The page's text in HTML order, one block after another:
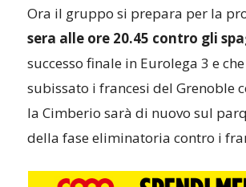
Ora il gruppo si prepara per la
sera alle ore 20.45 contro gli
successo finale in Eurolega 3 e
subissato i francesi del Grenoble
la Cimberio sarà di nuovo sul
della fase eliminatoria contro i